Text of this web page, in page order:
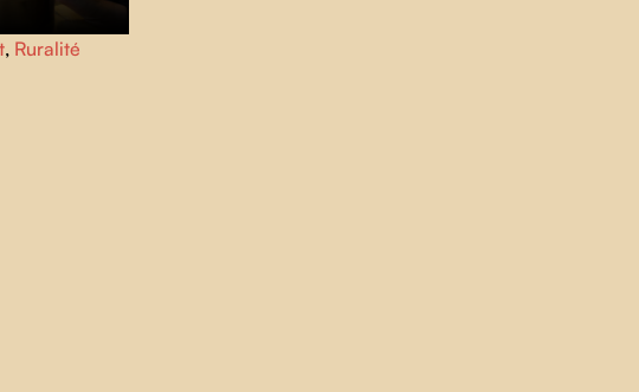
leurs amis et
dans la
, Ruralité